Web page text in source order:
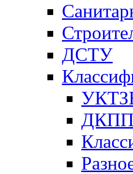
ДСТУ
ДКПП